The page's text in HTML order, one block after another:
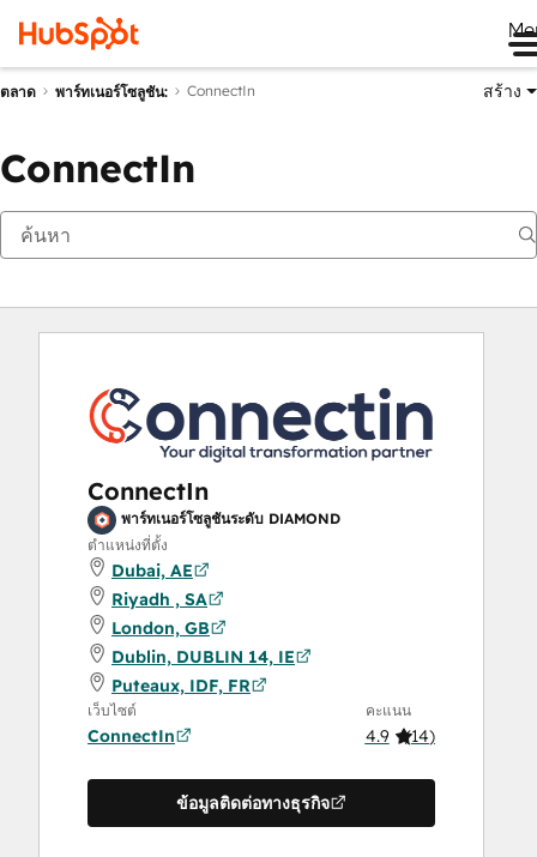
ตลาด พาร์ทเนอร์โซลูชัน: ConnectIn สร้าง
ConnectIn
ConnectIn
พาร์ทเนอร์โซลูชันระดับ DIAMOND
ตำแหน่งที่ตั้ง
Dubai, AE
Riyadh , SA
London, GB
Dublin, DUBLIN 14, IE
Puteaux, IDF, FR
เว็บไซต์
ConnectIn
คะแนน
4.9 (14)
ข้อมูลติดต่อทางธุรกิจ